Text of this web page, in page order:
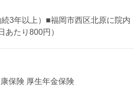
3年以上）■福岡市西区北原に院内
あたり800円）
保険 厚生年金保険